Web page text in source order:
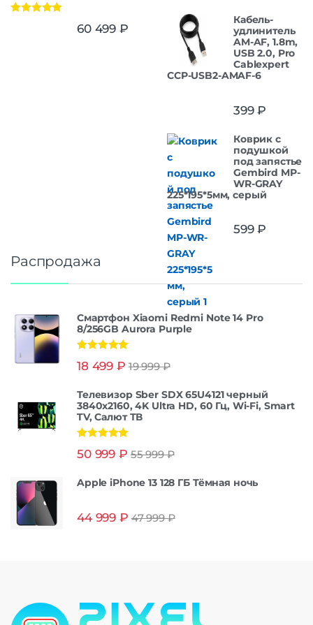
60 499 ₽
Кабель-
удлинитель
AM-AF, 1.8m,
USB 2.0, Pro
Cablexpert
CCP-USB2-AMAF-6
399₽
Коврик с
подушкой
под запястье
Gembird MP-
WR-GRAY
225*195*5мм, серый
599₽
Распродажа
Смартфон Xiaomi Redmi Note 14 Pro
8/256GB Aurora Purple
из 5
18 499 ₽ 19 999₽
Телевизор Sber SDX 65U4121 черный
3840x2160, 4K Ultra HD, 60 Гц, Wi-Fi, Smart
TV, Салют ТВ
из 5
50 999 ₽ 55 999₽
Apple iPhone 13 128 ГБ Тёмная ночь
44 999 ₽ 47 999₽